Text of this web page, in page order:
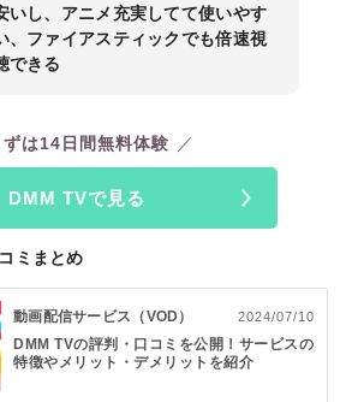
いし、アニメ充実してて使いやす
、ファイアスティックでも倍速視
できる
ずは14日間無料体験
DMM TVで見る
ミまとめ
動画配信サービス（VOD） 2024/07/10
DMM TVの評判・口コミを公開！サービスの
特徴やメリット・デメリットを紹介